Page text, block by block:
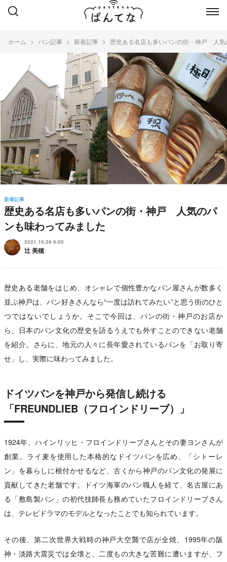
ホーム パン記事 新着記事 歴史ある名店も多いパンの街・神戸 人
新着記事
歴史ある名店も多いパンの街・神戸 人気のパ
ンも味わってみました
2021.10.26 9:00
辻 美穂
歴史ある老舗をはじめ、オシャレで個性豊かなパン屋さんが数多く
並ぶ神戸は、パン好きさんなら“一度は訪れてみたい”と思う街のひと
つではないでしょうか。そこで今回は、パンの街・神戸のお店か
ら、日本のパン文化の歴史を語るうえでも外すことのできない老舗
を紹介。さらに、地元の人々に長年愛されているパンを「お取り寄
せ」し、実際に味わってみました。
ドイツパンを神戸から発信し続ける
「FREUNDLIEB（フロインドリーブ）」
1924年、ハインリッヒ・フロインドリーブさんとその妻ヨンさんが
創業。ライ麦を使用した本格的なドイツパンを広め、「シトーレ
ン」を暮らしに根付かせるなど、古くから神戸のパン文化の発展に
貢献してきた老舗です。ドイツ海軍のパン職人を経て、名古屋にあ
る「敷島製パン」の初代技師長も務めていたフロインドリーブさん
は、テレビドラマのモデルとなったことでも知られています。
その後、第二次世界大戦時の神戸大空襲で店が全焼、1995年の阪
神・淡路大震災では全壊と、二度もの大きな苦難に遭いますが、フ